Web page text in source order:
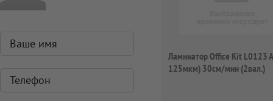
Ламинатор Office Kit L0123
125мкм) 30см/мин (2вал.)